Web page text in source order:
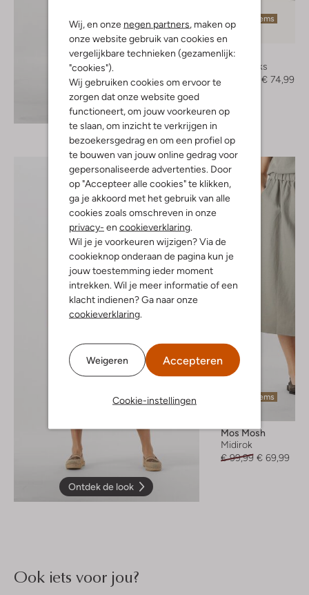
Wij, en onze negen partners, maken op
onze website gebruik van cookies en
vergelijkbare technieken (gezamenlijk:
"cookies").
Wij gebruiken cookies om ervoor te
zorgen dat onze website goed
functioneert, om jouw voorkeuren op
te slaan, om inzicht te verkrijgen in
bezoekersgedrag en om een profiel op
te bouwen van jouw online gedrag voor
gepersonaliseerde advertenties. Door
op "Accepteer alle cookies" te klikken,
ga je akkoord met het gebruik van alle
cookies zoals omschreven in onze
privacy- en cookieverklaring.
Wil je je voorkeuren wijzigen? Via de
cookieknop onderaan de pagina kun je
jouw toestemming ieder moment
intrekken. Wil je meer informatie of een
klacht indienen? Ga naar onze
cookieverklaring.
Weigeren Accepteren
Cookie-instellingen
Ontdek de look
Laatste items
Guess
Slingbacks
€ 149,99
€ 74,99
Ontdek de look
Laatste items
Mos Mosh
Midirok
€ 99,99 € 69,99
Ook iets voor jou?